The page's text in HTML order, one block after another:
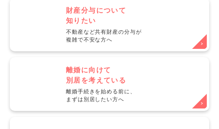
財産分与について
知りたい
不動産など共有財産の分与が
複雑で不安な方へ
離婚に向けて
別居を考えている
離婚手続きを始める前に、
まずは別居したい方へ